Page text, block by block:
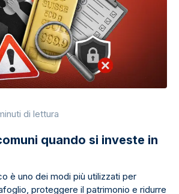
di lettura
quando si investe in
è uno dei modi più utilizzati per
proteggere il patrimonio e ridurre